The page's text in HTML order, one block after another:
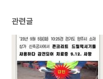
관련글